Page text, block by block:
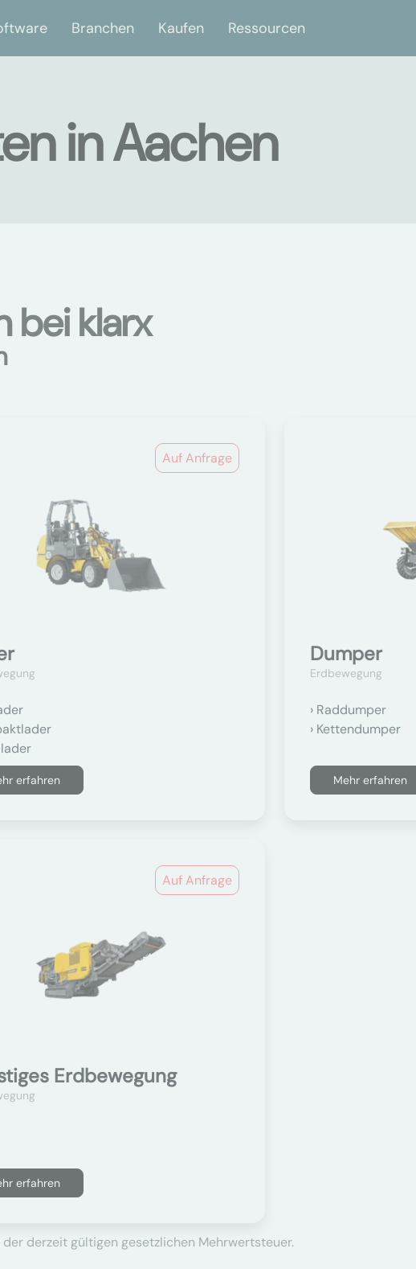
Branchen Kaufen Ressourcen
in Aachen
bei klarx
Auf Anfrage
erfahren
Dumper
Erdbewegung
Raddumper
Kettendumper
Mehr erfahren
Auf Anfrage
Erdbewegung
erfahren
derzeit gültigen gesetzlichen Mehrwertsteuer.